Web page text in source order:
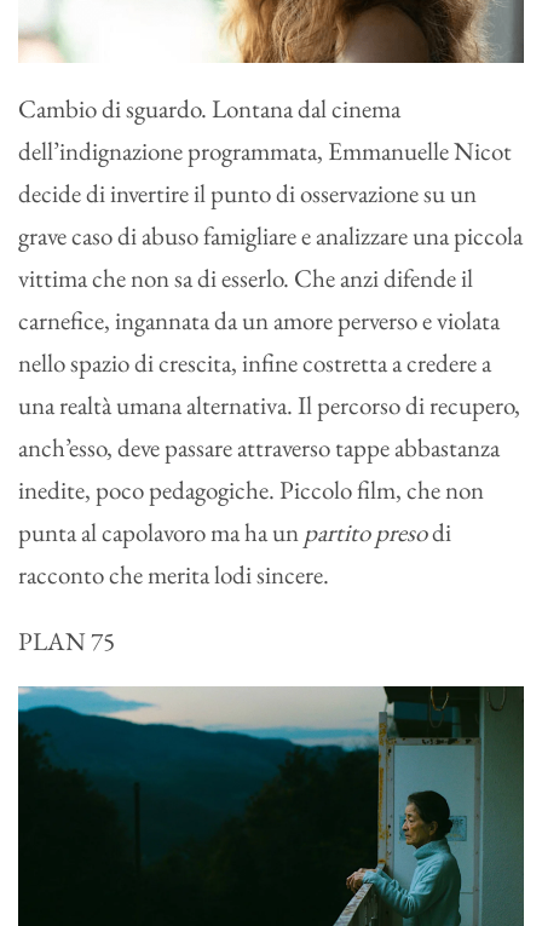
Cambio di sguardo. Lontana dal cinema
dell’indignazione programmata, Emmanuelle Nicot
decide di invertire il punto di osservazione su un
grave caso di abuso famigliare e analizzare una piccola
vittima che non sa di esserlo. Che anzi difende il
carnefice, ingannata da un amore perverso e violata
nello spazio di crescita, infine costretta a credere a
una realtà umana alternativa. Il percorso di recupero,
anch’esso, deve passare attraverso tappe abbastanza
inedite, poco pedagogiche. Piccolo film, che non
punta al capolavoro ma ha un partito presodi
racconto che merita lodi sincere.
PLAN 75